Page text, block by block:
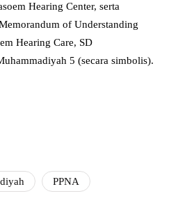
Hearing Center, serta
of Understanding
Hearing Care, SD
5 (secara simbolis).
PPNA